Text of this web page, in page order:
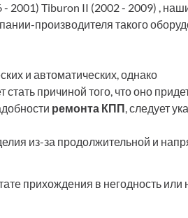
2001) Tiburon II (2002 - 2009) ,
производителя такого
и автоматических, однако
причиной того, что оно
ремонта КПП, следует
из-за продолжительной и
прихождения в негодность или